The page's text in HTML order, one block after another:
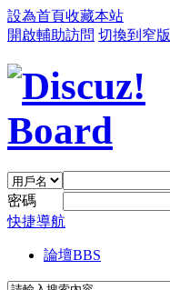
設為首頁收藏本站
開啟輔助訪問 切換到窄版
密碼
快捷導航
論壇BBS